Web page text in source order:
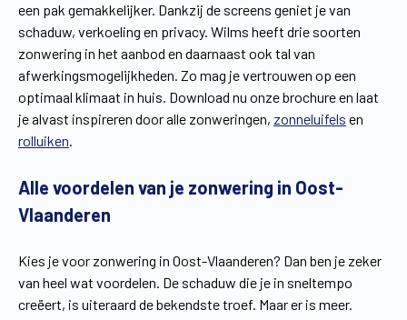
Vind een verdeler Offerte op maat
Jobs
Wilms World
NL
een pak gemakkelijker. Dankzij de screens geniet je van
schaduw, verkoeling en privacy. Wilms heeft drie soorten
zonwering in het aanbod en daarnaast ook tal van
afwerkingsmogelijkheden. Zo mag je vertrouwen op een
optimaal klimaat in huis. Download nu onze brochure en laat
je alvast inspireren door alle zonweringen, zonneluifels en
rolluiken.
Alle voordelen van je zonwering in Oost-
Vlaanderen
Kies je voor zonwering in Oost-Vlaanderen? Dan ben je zeker
van heel wat voordelen. De schaduw die je in sneltempo
creëert, is uiteraard de bekendste troef. Maar er is meer.